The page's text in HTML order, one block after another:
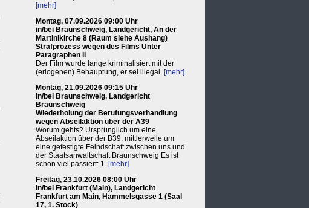
[mehr]
Montag, 07.09.2026 09:00 Uhr
in/bei Braunschweig, Landgericht, An der
Martinikirche 8 (Raum siehe Aushang)
Strafprozess wegen des Films Unter
Paragraphen II
Der Film wurde lange kriminalisiert mit der
(erlogenen) Behauptung, er sei illegal. [mehr]
Montag, 21.09.2026 09:15 Uhr
in/bei Braunschweig, Landgericht
Braunschweig
Wiederholung der Berufungsverhandlung
wegen Abseilaktion über der A39
Worum gehts? Ursprünglich um eine
Abseilaktion über der B39, mittlerweile um
eine gefestigte Feindschaft zwischen uns und
der Staatsanwaltschaft Braunschweig Es ist
schon viel passiert: 1. [mehr]
Freitag, 23.10.2026 08:00 Uhr
in/bei Frankfurt (Main), Landgericht
Frankfurt am Main, Hammelsgasse 1 (Saal
17, 1. Stock)